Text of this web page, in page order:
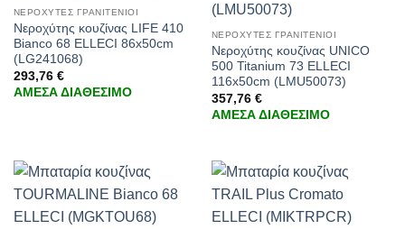
ΝΕΡΟΧΥΤΕΣ ΓΡΑΝΙΤΕΝΙΟΙ
Νεροχύτης κουζίνας LIFE 410
Bianco 68 ELLECI 86x50cm
(LG241068)
293,76 €
ΑΜΕΣΑ ΔΙΑΘΕΣΙΜΟ
ΝΕΡΟΧΥΤΕΣ ΓΡΑΝΙΤΕΝΙΟΙ
Νεροχύτης κουζίνας UNICO
500 Titanium 73 ELLECI
116x50cm (LMU50073)
357,76 €
ΑΜΕΣΑ ΔΙΑΘΕΣΙΜΟ